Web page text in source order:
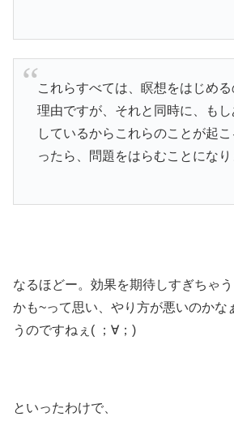
これらすべては、瞑想をはじめ
理由ですが、それと同時に、も
しているからこれらのことが起
ったら、問題をはらむことになり
なるほどー。効果を期待しすぎちゃ
かも~って思い、やり方が悪いのか
うのですねぇ( ；∀；)
といったわけで、